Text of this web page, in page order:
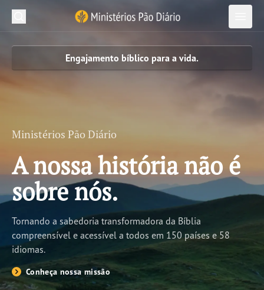
Ministérios Pão Diário
Abrir
Jornada Bíblica
Sobre nós
Inscreva-se
Novidades Devocional
DOE AGORA
Pesquisar em Ministérios Pão Diário
Engajamento bíblico para a vida.
Ministérios Pão Diário
A nossa história não é
sobre nós.
Tornando a sabedoria transformadora da Bíblia
compreensível e acessível a todos em 150 países e 58
idiomas.
Conheça nossa missão